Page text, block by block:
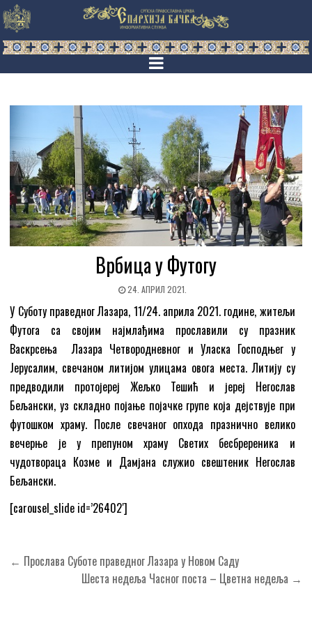
Врбица у Футогу
24. АПРИЛ 2021.
У Суботу праведног Лазара, 11/24. априла 2021. године, житељи
Футога са својим најмлађима прославили су празник
Васкрсења Лазара Четвородневног и Уласка Господњег у
Јерусалим, свечаном литијом улицама овога места. Литију су
предводили протојереј Жељко Тешић и јереј Негослав
Бељански, уз складно појање појачке групе која дејствује при
футошком храму. После свечаног опхода празнично велико
вечерње је у препуном храму Светих бесбререника и
чудотвораца Козме и Дамјана служио свештеник Негослав
Бељански.
[carousel_slide id=’26402′]
Кретање
← Прослава Суботе праведног Лазара у Новом Саду
Шеста недеља Часног поста – Цветна недеља →